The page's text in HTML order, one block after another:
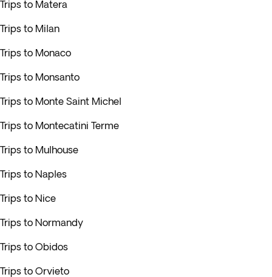
Trips to Matera
Trips to Milan
Trips to Monaco
Trips to Monsanto
Trips to Monte Saint Michel
Trips to Montecatini Terme
Trips to Mulhouse
Trips to Naples
Trips to Nice
Trips to Normandy
Trips to Obidos
Trips to Orvieto